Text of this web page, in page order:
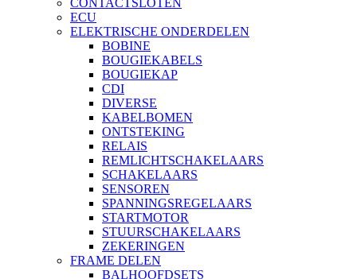
CONTACTSLOTEN
ECU
ELEKTRISCHE ONDERDELEN
BOBINE
BOUGIEKABELS
BOUGIEKAP
CDI
DIVERSE
KABELBOMEN
ONTSTEKING
RELAIS
REMLICHTSCHAKELAARS
SCHAKELAARS
SENSOREN
SPANNINGSREGELAARS
STARTMOTOR
STUURSCHAKELAARS
ZEKERINGEN
FRAME DELEN
BALHOOFDSETS